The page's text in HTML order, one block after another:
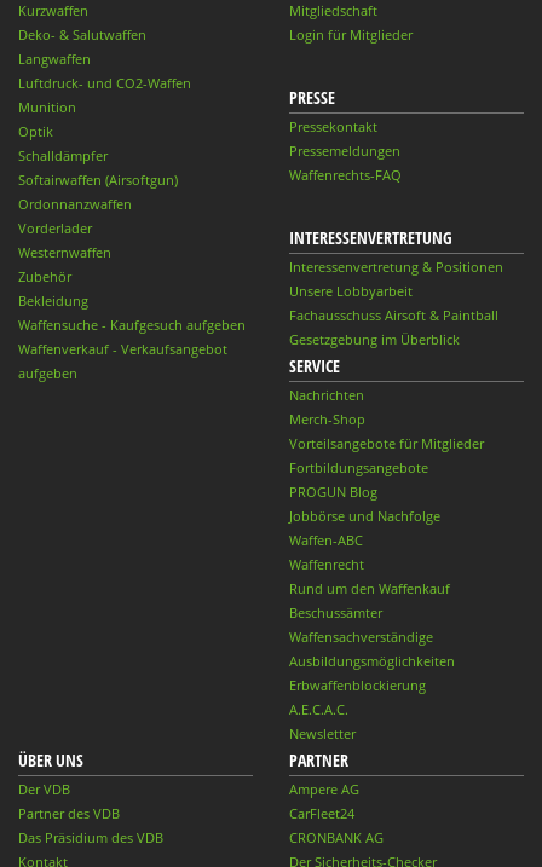
Kurzwaffen
Deko- & Salutwaffen
Langwaffen
Luftdruck- und CO2-Waffen
Munition
Optik
Schalldämpfer
Softairwaffen (Airsoftgun)
Ordonnanzwaffen
Vorderlader
Westernwaffen
Zubehör
Bekleidung
Waffensuche - Kaufgesuch aufgeben
Waffenverkauf - Verkaufsangebot
aufgeben
Mitgliedschaft
Login für Mitglieder
PRESSE
Pressekontakt
Pressemeldungen
Waffenrechts-FAQ
INTERESSENVERTRETUNG
Interessenvertretung & Positionen
Unsere Lobbyarbeit
Fachausschuss Airsoft & Paintball
Gesetzgebung im Überblick
SERVICE
Nachrichten
Merch-Shop
Vorteilsangebote für Mitglieder
Fortbildungsangebote
PROGUN Blog
Jobbörse und Nachfolge
Waffen-ABC
Waffenrecht
Rund um den Waffenkauf
Beschussämter
Waffensachverständige
Ausbildungsmöglichkeiten
Erbwaffenblockierung
A.E.C.A.C.
Newsletter
ÜBER UNS
Der VDB
Partner des VDB
Das Präsidium des VDB
Kontakt
PARTNER
Ampere AG
CarFleet24
CRONBANK AG
Der Sicherheits-Checker